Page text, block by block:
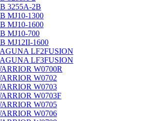
3255A-2B
MJ10-1300
MJ10-1600
MJ10-700
MJ12II-1600
LF2FUSION
LF3FUSION
W0700R
W0702
W0703
W0703F
W0705
W0706